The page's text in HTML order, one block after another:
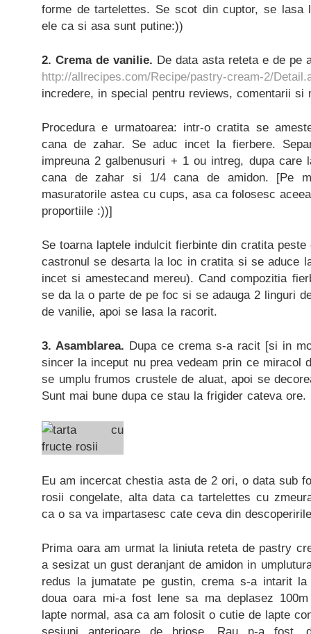
forme de tartelettes. Se scot din cuptor, se lasa
ele ca si asa sunt putine:))
2. Crema de vanilie. De data asta reteta e de pe
http://allrecipes.com/Recipe/pastry-cream-2/
incredere, in special pentru reviews, comentarii
Procedura e urmatoarea: intr-o cratita se
cana de zahar. Se aduc incet la fierbere.
impreuna 2 galbenusuri + 1 ou intreg, dupa care
cana de zahar si 1/4 cana de amidon. [Pe
masuratorile astea cu cups, asa ca folosesc
proportiile :))]
Se toarna laptele indulcit fierbinte din cratita
castronul se desarta la loc in cratita si se aduce
incet si amestecand mereu). Cand compozitia
se da la o parte de pe foc si se adauga 2 linguri
de vanilie, apoi se lasa la racorit.
3. Asamblarea. Dupa ce crema s-a racit [si in
sincer la inceput nu prea vedeam prin ce miracol
se umplu frumos crustele de aluat, apoi se
Sunt mai bune dupa ce stau la frigider cateva ore.
Eu am incercat chestia asta de 2 ori, o data sub
rosii congelate, alta data ca tartelettes cu
ca o sa va impartasesc cate ceva din
Prima oara am urmat la liniuta reteta de pastry
a sesizat un gust deranjant de amidon in
redus la jumatate pe gustin, crema s-a intarit
doua oara mi-a fost lene sa ma deplasez
lapte normal, asa ca am folosit o cutie de lapte
sesiuni anterioare de briose. Rau n-a